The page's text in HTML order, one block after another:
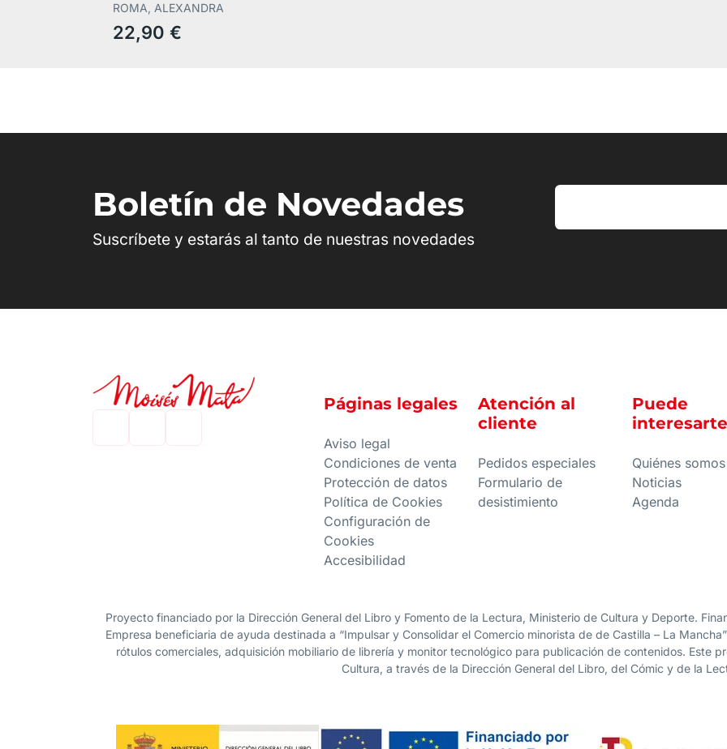
ROMA, ALEXANDRA
22,90 €
Boletín de Novedades
Suscríbete y estarás al tanto de nuestras novedades
Páginas legales
Aviso legal
Condiciones de venta
Protección de datos
Política de Cookies
Configuración de
Cookies
Accesibilidad
Atención al
cliente
Pedidos especiales
Formulario de
desistimiento
Puede
interesarte
Quiénes somos
Noticias
Agenda
Proyecto financiado por la Dirección General del Libro y Fomento de la Lectura, Ministerio de Cultura y Deporte.
Empresa beneficiaria de ayuda destinada a “Impulsar y Consolidar el Comercio minorista de de Castilla – La
rótulos comerciales, adquisición mobiliario de librería y monitor tecnológico para publicación de contenidos. Este
Cultura, a través de la Dirección General del Libro, del Cómic y de la